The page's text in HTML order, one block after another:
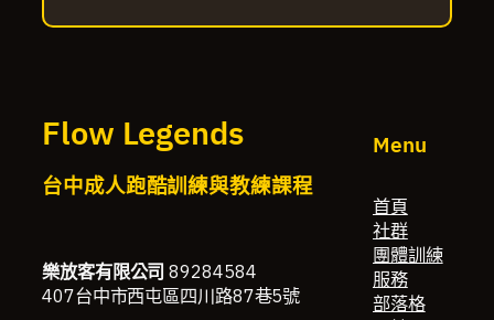
Flow Legends
台中成人跑酷訓練與教練課程
樂放客有限公司 89284584
407台中市西屯區四川路87巷5號
Menu
首頁
社群
團體訓練
服務
部落格